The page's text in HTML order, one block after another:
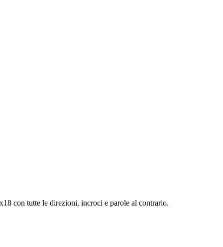
con tutte le direzioni, incroci e parole al contrario.